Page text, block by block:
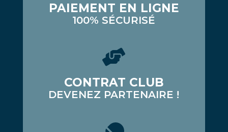
PAIEMENT EN LIGNE
100% SÉCURISÉ
CONTRAT CLUB
DEVENEZ PARTENAIRE !